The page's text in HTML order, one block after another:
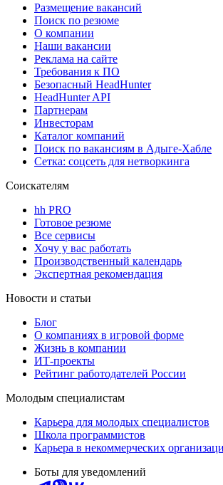
Размещение вакансий
Поиск по резюме
О компании
Наши вакансии
Реклама на сайте
Требования к ПО
Безопасный HeadHunter
HeadHunter API
Партнерам
Инвесторам
Каталог компаний
Поиск по вакансиям в Адыге-Хабле
Сетка: соцсеть для нетворкинга
Соискателям
hh PRO
Готовое резюме
Все сервисы
Хочу у вас работать
Производственный календарь
Экспертная рекомендация
Новости и статьи
Блог
О компаниях в игровой форме
Жизнь в компании
ИТ-проекты
Рейтинг работодателей России
Молодым специалистам
Карьера для молодых специалистов
Школа программистов
Карьера в некоммерческих
Боты для уведомлений